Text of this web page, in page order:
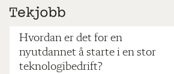
Hvordan er det for en
nyutdannet å starte i en stor
teknologibedrift?